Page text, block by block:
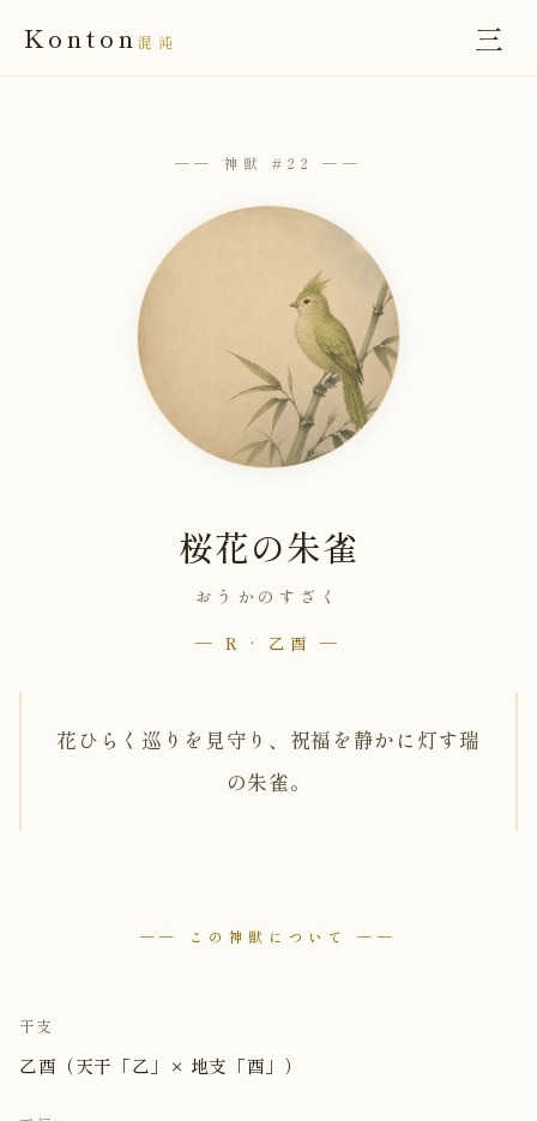
Konton 混沌 三
── 神獣 #22 ──
桜花の朱雀
おうかのすざく
— R · 乙酉 —
花ひらく巡りを見守り、祝福を静かに灯す瑞
の朱雀。
── この神獣について ──
干支
乙酉（天干「乙」× 地支「酉」）